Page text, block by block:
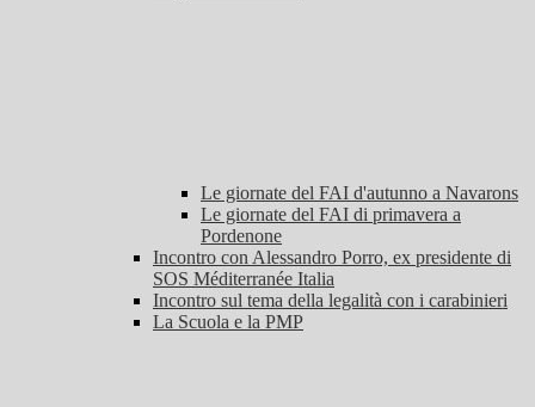
Le giornate del FAI d'autunno a Navarons
Le giornate del FAI di primavera a
Pordenone
Incontro con Alessandro Porro, ex presidente di
SOS Méditerranée Italia
Incontro sul tema della legalità con i carabinieri
La Scuola e la PMP